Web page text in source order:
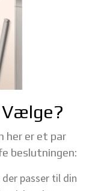
Vælge?
her er et par
beslutningen:
passer til din